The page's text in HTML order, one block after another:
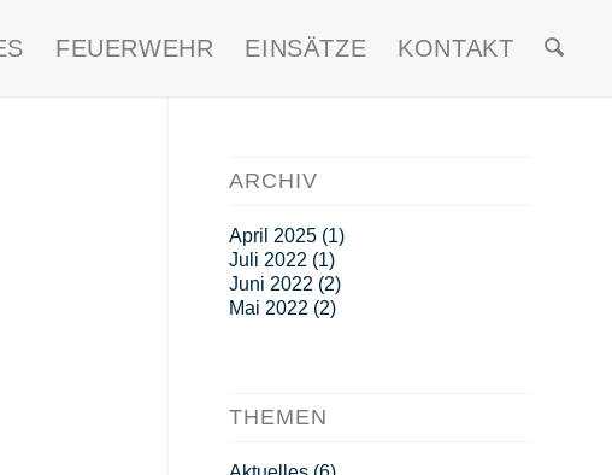
FEUERWEHR EINSÄTZE KONTAKT
ARCHIV
April 2025(1)
Juli 2022 (1)
Juni 2022 (2)
Mai 2022 (2)
THEMEN